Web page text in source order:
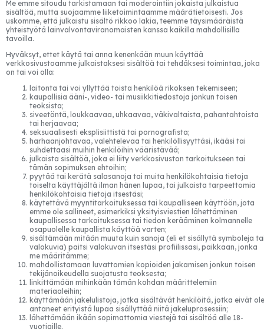
Me emme sitoudu tarkistamaan tai moderointiin jokaista julkaistua
sisältöä, mutta suojaamme liiketoimintaamme määrätietoisesti. Jos
uskomme, että julkaistu sisältö rikkoo lakia, teemme täysimääräistä
yhteistyötä lainvalvontaviranomaisten kanssa kaikilla mahdollisilla
tavoilla.
Hyväksyt, ettet käytä tai anna kenenkään muun käyttää
verkkosivustoamme julkaistaksesi sisältöä tai tehdäksesi toimintaa, joka
on tai voi olla:
laitonta tai voi yllyttää toista henkilöä rikoksen tekemiseen;
kaupallisia ääni-, video- tai musiikkitiedostoja jonkun toisen
teoksista;
siveetöntä, loukkaavaa, uhkaavaa, väkivaltaista, pahantahtoista
tai herjaavaa;
seksuaalisesti eksplisiittistä tai pornografista;
harhaanjohtavaa, valehtelevaa tai henkilöllisyyttäsi, ikääsi tai
suhdettaasi muihin henkilöihin vääristävää;
julkaista sisältöä, joka ei liity verkkosivuston tarkoitukseen tai
tämän sopimuksen ehtoihin;
pyytää tai kerätä salasanoja tai muita henkilökohtaisia tietoja
toiselta käyttäjältä ilman hänen lupaa, tai julkaista tarpeettomia
henkilökohtaisia tietoja itsestäsi;
käytettävä myyntitarkoituksessa tai kaupalliseen käyttöön, jota
emme ole sallineet, esimerkiksi yksityisviestien lähettäminen
kaupallisessa tarkoituksessa tai tiedon kerääminen kolmannelle
osapuolelle kaupallista käyttöä varten;
sisältämään mitään muuta kuin sanoja (eli et sisällytä symboleja
valokuvia) paitsi valokuvan itsestäsi profiilissasi, paikkaan, jonka
me määritämme;
mahdollistamaan luvattomien kopioiden jakamisen jonkun toisen
tekijänoikeudella suojatusta teoksesta;
linkittämään mihinkään tämän kohdan määrittelemiin
materiaaleihin;
käyttämään jakelulistoja, jotka sisältävät henkilöitä, jotka eivät ole
antaneet erityistä lupaa sisällyttää niitä jakeluprosessiin;
lähettämään ikään sopimattomia viestejä tai sisältöä alle 18-
vuotiaille.